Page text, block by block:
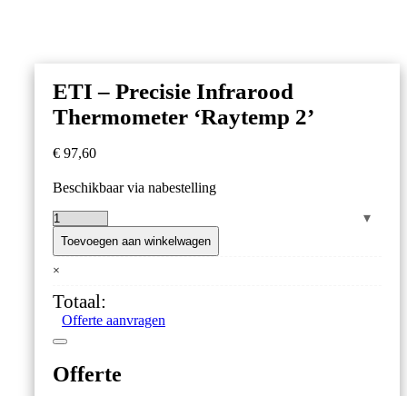
ETI – Precisie Infrarood
Thermometer ‘Raytemp 2’
€ 97,60
Beschikbaar via nabestelling
ETI
Precisie
Infrarood
'Raytemp
aantal
Toevoegen aan winkelwagen
×
Totaal:
Offerte aanvragen
Offerte